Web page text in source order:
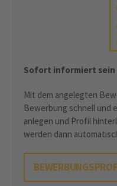
Sofort informiert sein
Mit dem angelegten
Bewerbung schnell und
anlegen und Profil
werden dann